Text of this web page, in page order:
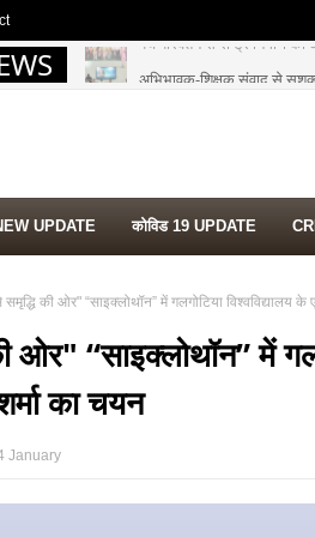
UPDATE कोविड 19 UPDATE
की ओर" “साइक्लोथॉन” में गलगोटिया
ओर" “साइक्लोथॉन” में
का चयन
January